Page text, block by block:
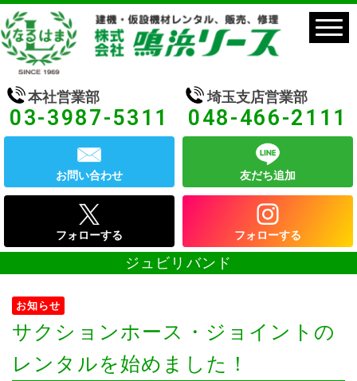
本社営業部
03-3987-5311
埼玉支店営業部
048-466-2111
お問い合わせ 友だち追加
フォローする フォローする
ジュビリバンド
お知らせ
サクションホース・ジョイントの
レンタルを始めました！